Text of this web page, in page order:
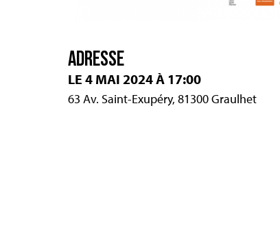
ADRESSE
LE 4 MAI 2024 À 17:00
63 Av. Saint-Exupéry, 81300 Graulhet